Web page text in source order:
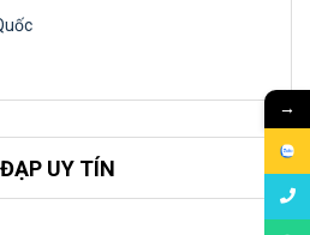
UY TÍN
→